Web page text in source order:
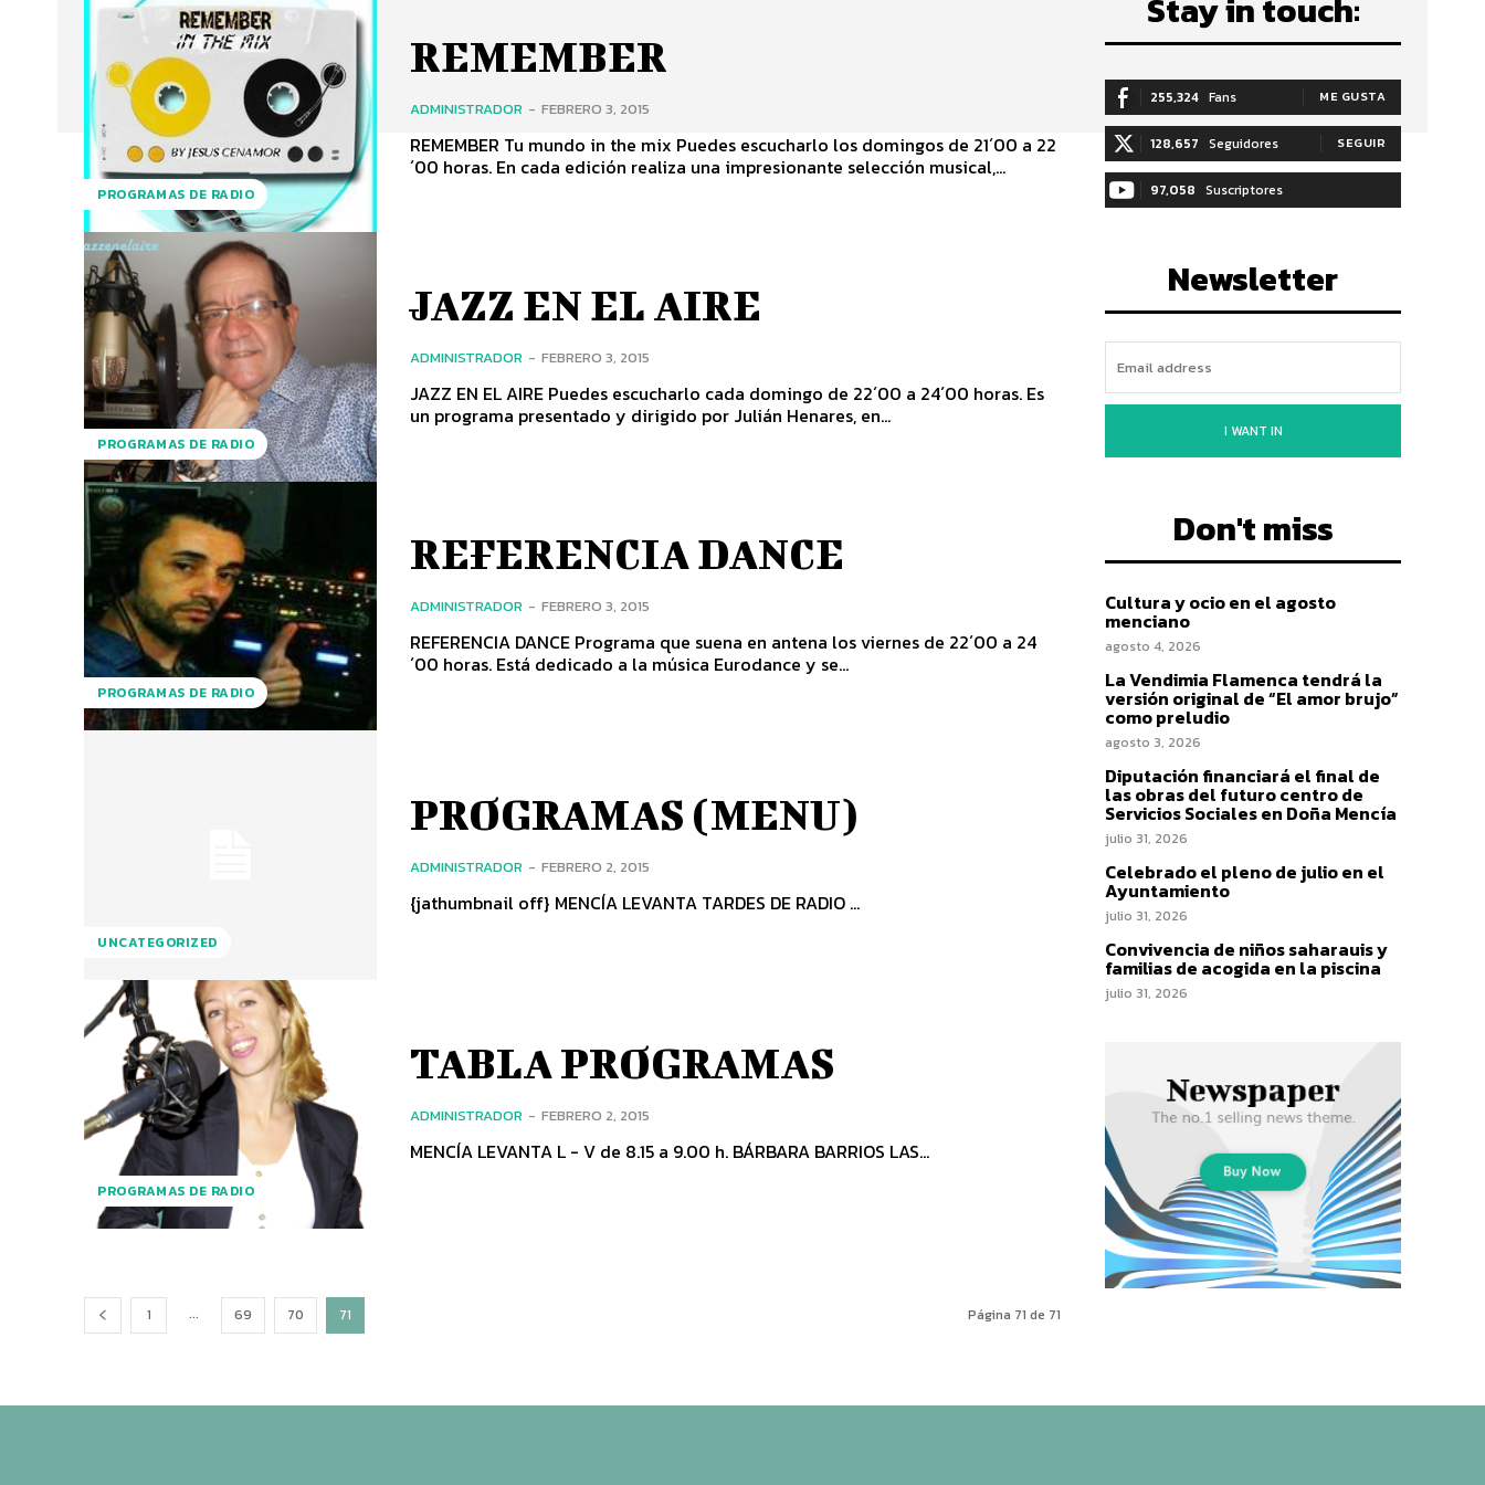
PROGRAMAS DE RADIO
REMEMBER
ADMINISTRADOR - FEBRERO 3, 2015
REMEMBER Tu mundo in the mix Puedes escucharlo los domingos de 21´00 a 22
´00 horas. En cada edición realiza una impresionante selección musical,...
PROGRAMAS DE RADIO
JAZZ EN EL AIRE
ADMINISTRADOR - FEBRERO 3, 2015
JAZZ EN EL AIRE Puedes escucharlo cada domingo de 22´00 a 24´00 horas. Es
un programa presentado y dirigido por Julián Henares, en...
PROGRAMAS DE RADIO
REFERENCIA DANCE
ADMINISTRADOR - FEBRERO 3, 2015
REFERENCIA DANCE Programa que suena en antena los viernes de 22´00 a 24
´00 horas. Está dedicado a la música Eurodance y se...
UNCATEGORIZED
PROGRAMAS (MENU)
ADMINISTRADOR - FEBRERO 2, 2015
{jathumbnail off} MENCÍA LEVANTA TARDES DE RADIO ...
PROGRAMAS DE RADIO
TABLA PROGRAMAS
ADMINISTRADOR - FEBRERO 2, 2015
MENCÍA LEVANTA L - V de 8.15 a 9.00 h. BÁRBARA BARRIOS LAS...
1 ... 69 70 71 Página 71 de 71
Stay in touch:
255,324 Fans ME GUSTA
128,657 Seguidores SEGUIR
97,058 Suscriptores
Newsletter
I WANT IN
Don't miss
Cultura y ocio en el agosto
menciano
agosto 4, 2026
La Vendimia Flamenca tendrá la
versión original de “El amor brujo”
como preludio
agosto 3, 2026
Diputación financiará el final de
las obras del futuro centro de
Servicios Sociales en Doña Mencía
julio 31, 2026
Celebrado el pleno de julio en el
Ayuntamiento
julio 31, 2026
Convivencia de niños saharauis y
familias de acogida en la piscina
julio 31, 2026